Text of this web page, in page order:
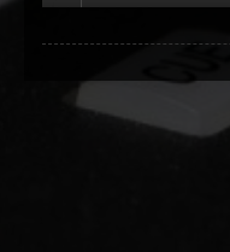
00:00 /